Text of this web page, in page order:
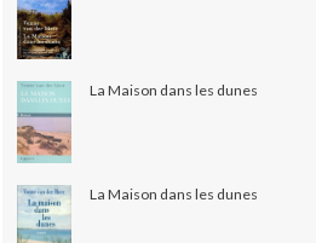
La Maison dans les dunes
La Maison dans les dunes